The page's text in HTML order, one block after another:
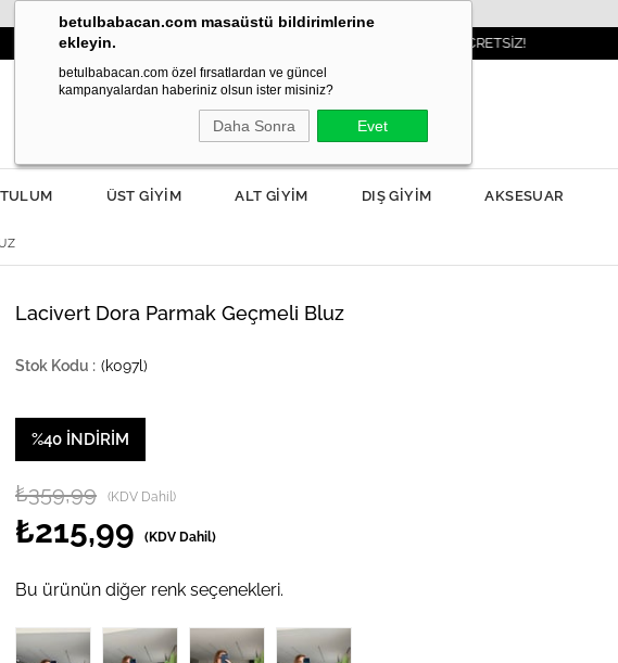
3000TL VE ÜZERİ SİPARİŞLERDE KARGO ÜCRETSİZ!
betulbabacan.com masaüstü bildirimlerine
ekleyin.
betulbabacan.com özel fırsatlardan ve güncel
kampanyalardan haberiniz olsun ister misiniz?
Daha Sonra Evet
TULUM ÜST GİYİM ALT GİYİM DIŞ GİYİM AKSESUAR
Lacivert Dora Parmak Geçmeli Bluz
(k097l)
%40 İNDIRIM
₺359,99 (KDV Dahil)
₺215,99 (KDV Dahil)
Bu ürünün diğer renk seçenekleri.